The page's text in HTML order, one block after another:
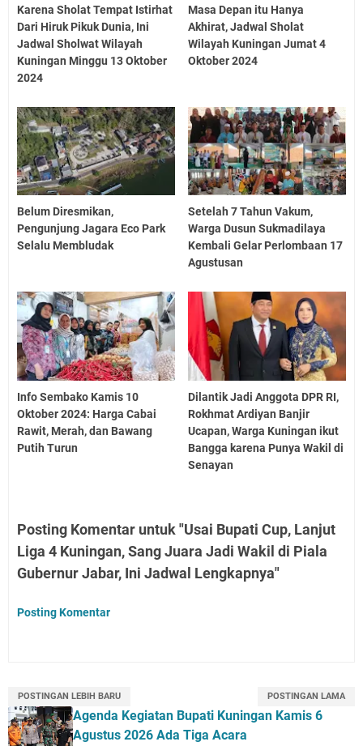
Karena Sholat Tempat Istirhat
Dari Hiruk Pikuk Dunia, Ini
Jadwal Sholwat Wilayah
Kuningan Minggu 13 Oktober
2024
Masa Depan itu Hanya
Akhirat, Jadwal Sholat
Wilayah Kuningan Jumat 4
Oktober 2024
Belum Diresmikan,
Pengunjung Jagara Eco Park
Selalu Membludak
Setelah 7 Tahun Vakum,
Warga Dusun Sukmadilaya
Kembali Gelar Perlombaan 17
Agustusan
Info Sembako Kamis 10
Oktober 2024: Harga Cabai
Rawit, Merah, dan Bawang
Putih Turun
Dilantik Jadi Anggota DPR RI,
Rokhmat Ardiyan Banjir
Ucapan, Warga Kuningan ikut
Bangga karena Punya Wakil di
Senayan
Posting Komentar untuk "Usai Bupati Cup, Lanjut
Liga 4 Kuningan, Sang Juara Jadi Wakil di Piala
Gubernur Jabar, Ini Jadwal Lengkapnya"
Posting Komentar
POSTINGAN LEBIH BARU POSTINGAN LAMA
Agenda Kegiatan Bupati Kuningan Kamis 6
Agustus 2026 Ada Tiga Acara